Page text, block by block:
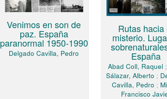
Venimos en son de
paz. España
paranormal 1950-1990
Delgado Cavilla, Pedro
Rutas hacia
misterio.
España
Abad Coll, Raquel
Sálazar, Alberto ;
Cavilla, Pedro ;
Francisco